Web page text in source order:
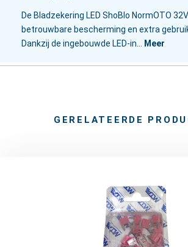
De Bladzekering LED ShoBlo NormOTO
betrouwbare bescherming en extra
Dankzij de ingebouwde LED-in…
Meer
GERELATEERDE